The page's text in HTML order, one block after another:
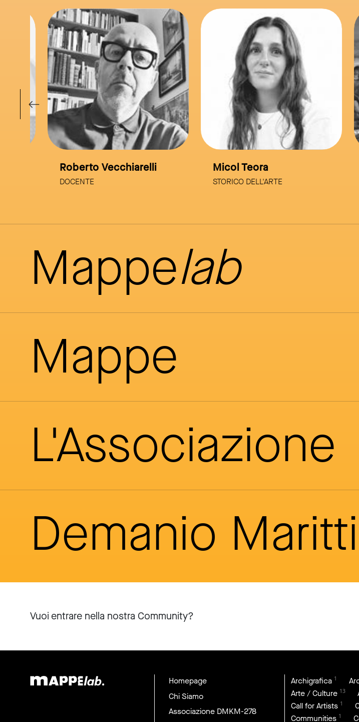
Roberto Vecchiarelli
DOCENTE
Micol Teora
STORICO DELL'ARTE
to page link to page link to page
Mappelab
Mappe
L'Associazione
Demanio
Vuoi entrare nella nostra Community?
Homepage
Chi Siamo
Associazione DMKM-278
Archigrafica 1
Arte / Culture 13
Call for Artists 1
Communities 1